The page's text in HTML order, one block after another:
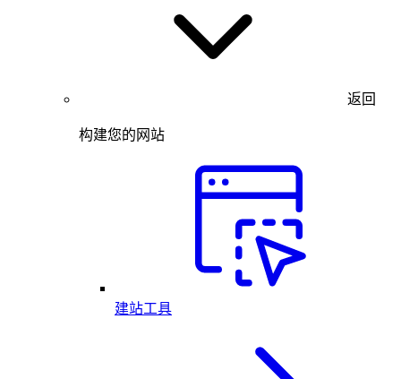
返回
构建您的网站
建站工具